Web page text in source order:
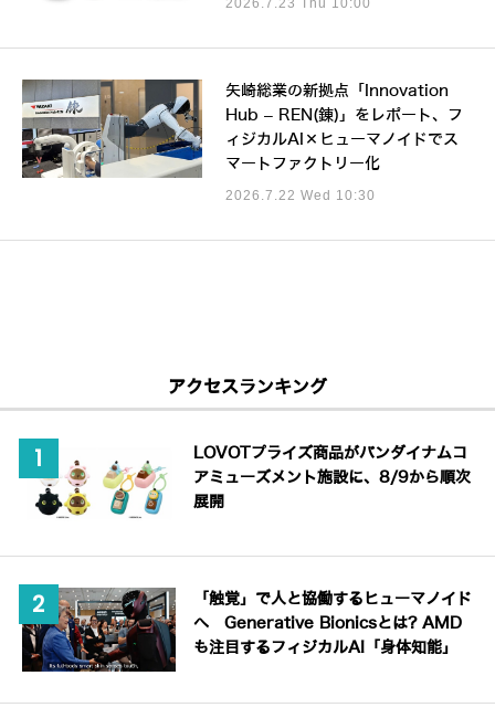
矢崎総業の新拠点「Innovation
Hub – REN(錬)」をレポート、フ
ィジカルAI×ヒューマノイドでス
マートファクトリー化
2026.7.22 Wed 10:30
アクセスランキング
LOVOTプライズ商品がバンダイナムコ
アミューズメント施設に、8/9から順次
展開
「触覚」で人と協働するヒューマノイド
へ Generative Bionicsとは? AMD
も注目するフィジカルAI「身体知能」